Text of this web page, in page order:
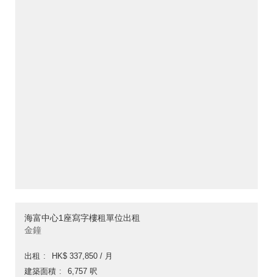
海富中心1座寫字樓租單位出租
金鐘
出租
HK$ 337,850 / 月
建築面積
6,757 呎